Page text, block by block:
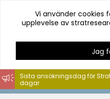
Hoppa
Vi använder cookies
upplevelse av
Jag
Sista ansökningsdag för
dagar